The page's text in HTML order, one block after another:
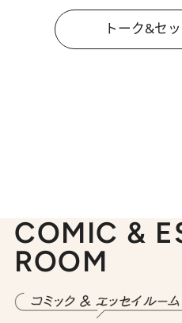
トーク&セ
COMIC &
ROOM